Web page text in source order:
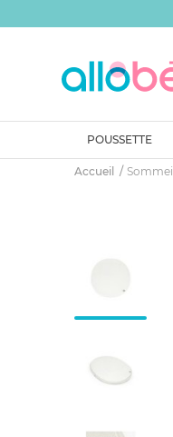
POUSSETTE
Accueil Sommeil